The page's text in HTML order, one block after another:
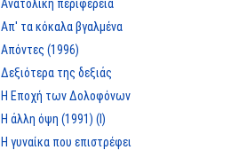
Ανατολική περιφέρεια
Απ' τα κόκαλα βγαλμένα
Απόντες (1996)
Δεξιότερα της δεξιάς
Η Εποχή των Δολοφόνων
Η άλλη όψη (1991) (I)
Η γυναίκα που επιστρέφει